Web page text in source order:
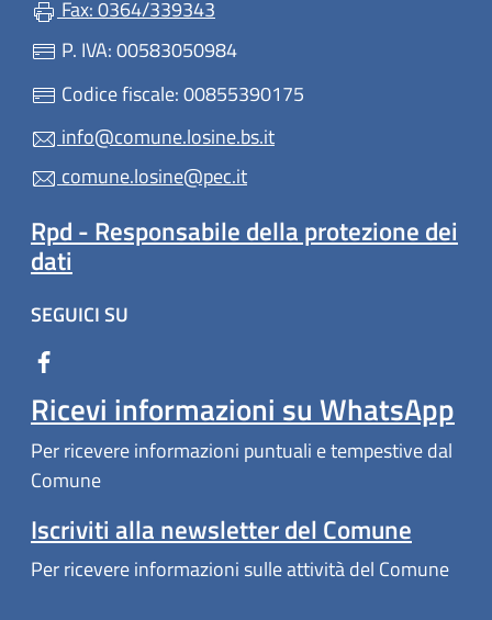
Fax: 0364/339343
P. IVA: 00583050984
Codice fiscale: 00855390175
info@comune.losine.bs.it
comune.losine@pec.it
Rpd - Responsabile della protezione dei
dati
SEGUICI SU
Ricevi informazioni su WhatsApp
Per ricevere informazioni puntuali e tempestive dal
Comune
Iscriviti alla newsletter del Comune
Per ricevere informazioni sulle attività del Comune